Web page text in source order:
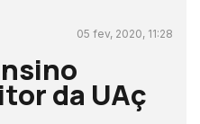
05 fev, 2020, 11:28
da UAç